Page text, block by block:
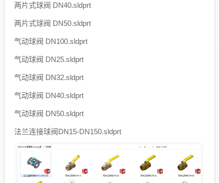
两片式球阀 DN40.sldprt
两片式球阀 DN50.sldprt
气动球阀 DN100.sldprt
气动球阀 DN25.sldprt
气动球阀 DN32.sldprt
气动球阀 DN40.sldprt
气动球阀 DN50.sldprt
法兰连接球阀DN15-DN150.sldprt